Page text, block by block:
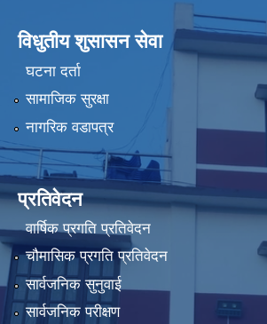
विधुतीय शुसासन सेवा
घटना दर्ता
सामाजिक सुरक्षा
नागरिक वडापत्र
प्रतिवेदन
वार्षिक प्रगति प्रतिवेदन
चौमासिक प्रगति प्रतिवेदन
सार्वजनिक सुनुवाई
सार्वजनिक परीक्षण